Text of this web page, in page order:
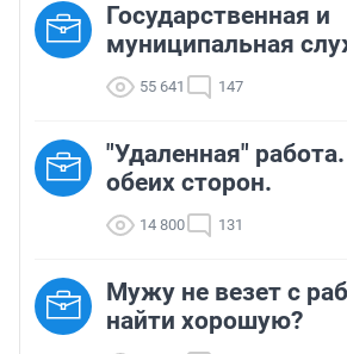
Государственная и
муниципальная
55 641 147
"Удаленная"
обеих сторон.
14 800 131
Мужу не везет с
найти хорошую?